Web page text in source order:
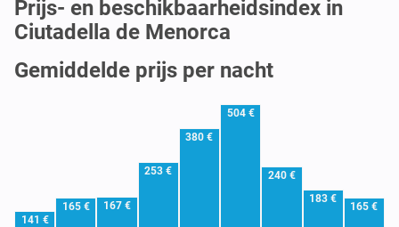
Prijs- en beschikbaarheidsindex in
Ciutadella de Menorca
Gemiddelde prijs per nacht
141 €
165 € 167 €
253 €
380 €
504 €
240 €
183 €
165 €